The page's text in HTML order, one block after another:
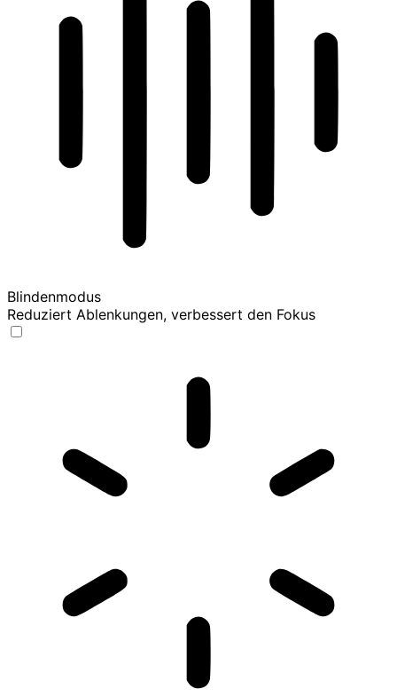
Blindenmodus
Reduziert Ablenkungen, verbessert den Fokus